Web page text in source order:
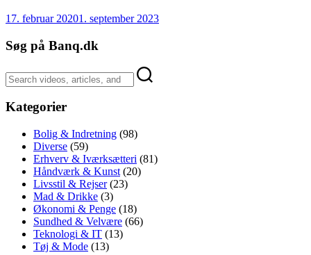
17. februar 20201. september 2023
Søg på Banq.dk
Kategorier
Bolig & Indretning (98)
Diverse (59)
Erhverv & Iværksætteri (81)
Håndværk & Kunst (20)
Livsstil & Rejser(23)
Mad & Drikke (3)
Økonomi & Penge (18)
Sundhed & Velvære (66)
Teknologi & IT (13)
Tøj & Mode (13)